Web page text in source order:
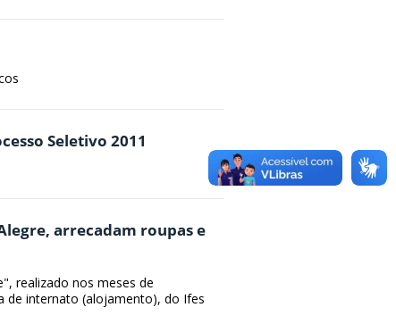
Seletivo 2011
arrecadam roupas e
realizado nos meses de
de internato (alojamento), do Ifes